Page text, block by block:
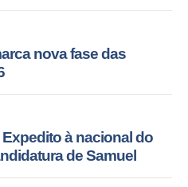
nova fase das
à nacional do
de Samuel